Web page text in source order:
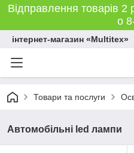
Відправлення товарів
о
інтернет-магазин «Multitex»
Товари та послуги
Автомобільні led лампи